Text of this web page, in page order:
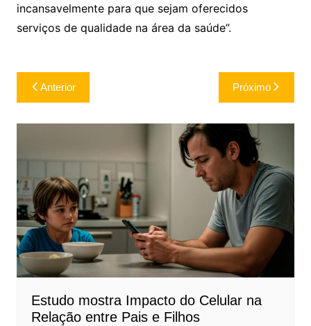
incansavelmente para que sejam oferecidos
serviços de qualidade na área da saúde”.
Navegação
de
Post
Anterior Próximo
Estudo mostra Impacto do Celular na
Relação entre Pais e Filhos